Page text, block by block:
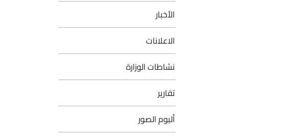
الأخبار
الاعلانات
نشاطات الوزارة
تقارير
ألبوم الصور